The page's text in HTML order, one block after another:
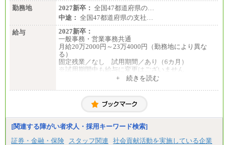
勤務地
2027新卒： 全国47都道府県の…
中途： 全国47都道府県の支社…
給与
2027新卒：
一般事務・営業事務共通
月給20万2000円～23万4000円（勤務地により異な
る）
固定残業／なし 試用期間／あり（6カ月）
※試用期間中も給与に変更はございません
月給20万2000円～23万4000円（勤務地により異な
固定残業／なし 試用期間／あり（6か月）
+ 続きを読む
[関連する障がい者求人・採用キーワード検索]
証券・金融・保険
スタッフ関連
社会貢献活動を実施している企業